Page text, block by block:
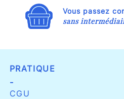
Vous passez
sans
PRATIQUE
-
CGU